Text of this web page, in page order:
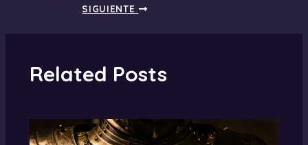
SIGUIENTE
Related Posts